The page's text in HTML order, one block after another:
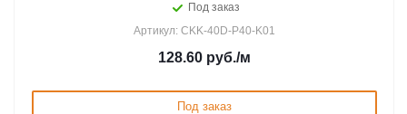
Под заказ
Артикул: CKK-40D-P40-K01
128.60 руб./м
Под заказ